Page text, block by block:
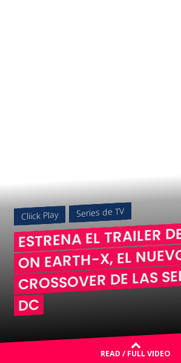
Cliick Play Series de TV
ESTRENA EL TRAILER
ON EARTH-X, EL
CROSSOVER DE LAS
DC
READ / FULL VIDEO